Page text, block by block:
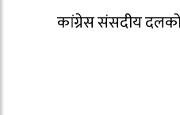
कांग्रेस संसदीय